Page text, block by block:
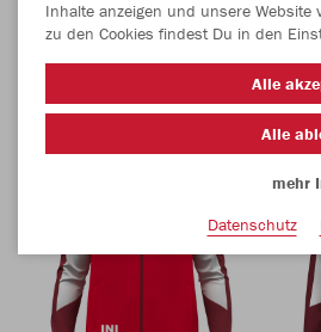
Inhalte anzeigen und unsere Website
zu den Cookies findest Du in den
Alle
Alle
mehr
Datenschutz